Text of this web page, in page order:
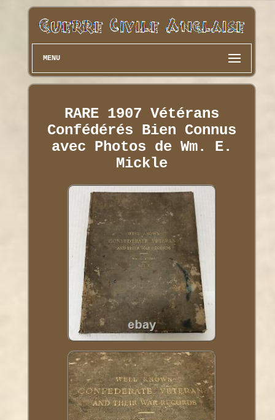
MENU
RARE 1907 Vétérans
Confédérés Bien Connus
avec Photos de Wm. E.
Mickle